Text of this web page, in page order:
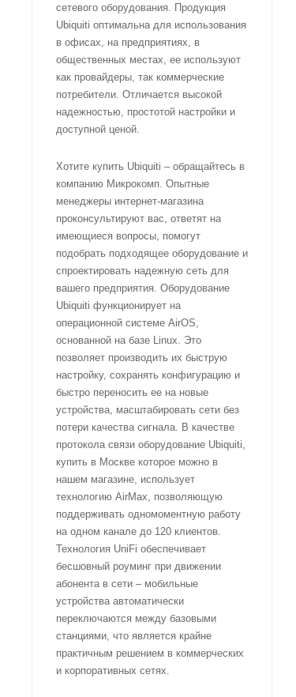
сетевого оборудования. Продукция
Ubiquiti оптимальна для использования
в офисах, на предприятиях, в
общественных местах, ее используют
как провайдеры, так коммерческие
потребители. Отличается высокой
надежностью, простотой настройки и
доступной ценой.
Хотите купить Ubiquiti – обращайтесь в
компанию Микрокомп. Опытные
менеджеры интернет-магазина
проконсультируют вас, ответят на
имеющиеся вопросы, помогут
подобрать подходящее оборудование и
спроектировать надежную сеть для
вашего предприятия. Оборудование
Ubiquiti функционирует на
операционной системе AirOS,
основанной на базе Linux. Это
позволяет производить их быструю
настройку, сохранять конфигурацию и
быстро переносить ее на новые
устройства, масштабировать сети без
потери качества сигнала. В качестве
протокола связи оборудование Ubiquiti,
купить в Москве которое можно в
нашем магазине, использует
технологию AirMax, позволяющую
поддерживать одномоментную работу
на одном канале до 120 клиентов.
Технология UniFi обеспечивает
бесшовный роуминг при движении
абонента в сети – мобильные
устройства автоматически
переключаются между базовыми
станциями, что является крайне
практичным решением в коммерческих
и корпоративных сетях.